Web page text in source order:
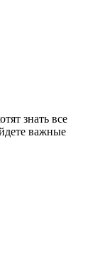
знать все
важные